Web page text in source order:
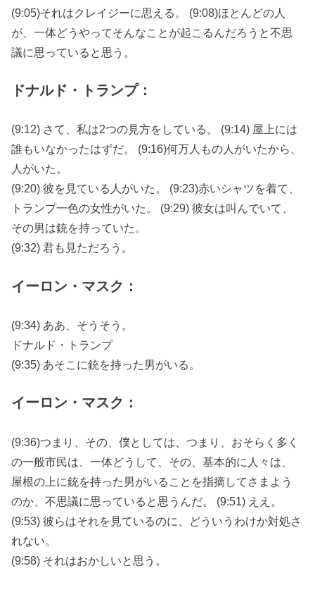
(9:05)それはクレイジーに思える。 (9:08)ほとんどの人
が、一体どうやってそんなことが起こるんだろうと不思
議に思っていると思う。
ドナルド・トランプ：
(9:12) さて、私は2つの見方をしている。 (9:14) 屋上には
誰もいなかったはずだ。 (9:16)何万人もの人がいたから、
人がいた。
(9:20) 彼を見ている人がいた。 (9:23)赤いシャツを着て、
トランプ一色の女性がいた。 (9:29) 彼女は叫んでいて、
その男は銃を持っていた。
(9:32) 君も見ただろう。
イーロン・マスク：
(9:34) ああ、そうそう。
ドナルド・トランプ
(9:35) あそこに銃を持った男がいる。
イーロン・マスク：
(9:36)つまり、その、僕としては、つまり、おそらく多く
の一般市民は、一体どうして、その、基本的に人々は、
屋根の上に銃を持った男がいることを指摘してさまよう
のか、不思議に思っていると思うんだ。 (9:51) ええ。
(9:53) 彼らはそれを見ているのに、どういうわけか対処さ
れない。
(9:58) それはおかしいと思う。